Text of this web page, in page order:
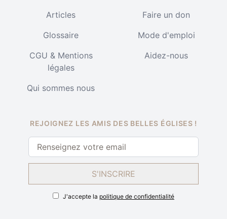
Articles
Faire un don
Glossaire
Mode d'emploi
CGU & Mentions
légales
Aidez-nous
Qui sommes nous
REJOIGNEZ LES AMIS DES BELLES ÉGLISES !
S'INSCRIRE
J'accepte la politique de confidentialité